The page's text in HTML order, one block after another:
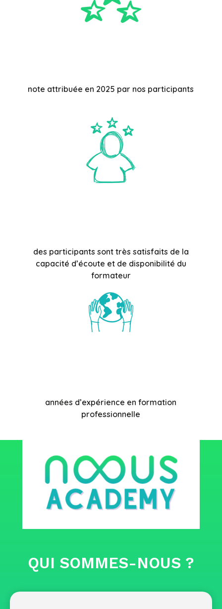
note attribuée en 2025 par nos participants
des participants sont très satisfaits de la
capacité d’écoute et de disponibilité du
formateur
années d’expérience en formation
professionnelle
QUI SOMMES-NOUS ?